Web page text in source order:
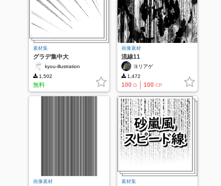
素材集
グラデ集中大
kyou-illustration
1,502
無料
画像素材
流線11
ヨリアゲ
1,472
100 G 100 CP
画像素材 素材集